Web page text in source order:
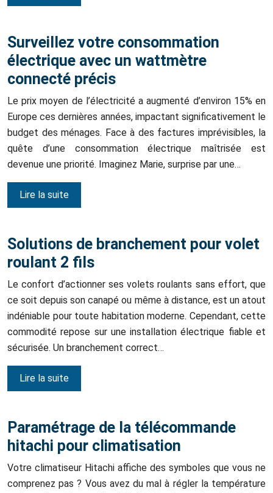
Surveillez votre consommation
électrique avec un wattmètre
connecté précis
Le prix moyen de l’électricité a augmenté d’environ 15% en
Europe ces dernières années, impactant significativement le
budget des ménages. Face à des factures imprévisibles, la
quête d’une consommation électrique maîtrisée est
devenue une priorité. Imaginez Marie, surprise par une…
Lire la suite
Solutions de branchement pour volet
roulant 2 fils
Le confort d’actionner ses volets roulants sans effort, que
ce soit depuis son canapé ou même à distance, est un atout
indéniable pour toute habitation moderne. Cependant, cette
commodité repose sur une installation électrique fiable et
sécurisée. Un branchement correct…
Lire la suite
Paramétrage de la télécommande
hitachi pour climatisation
Votre climatiseur Hitachi affiche des symboles que vous ne
comprenez pas ? Vous avez du mal à régler la température